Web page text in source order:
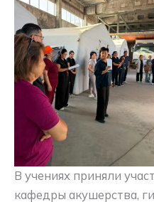
В учениях приняли
кафедры акушерства,